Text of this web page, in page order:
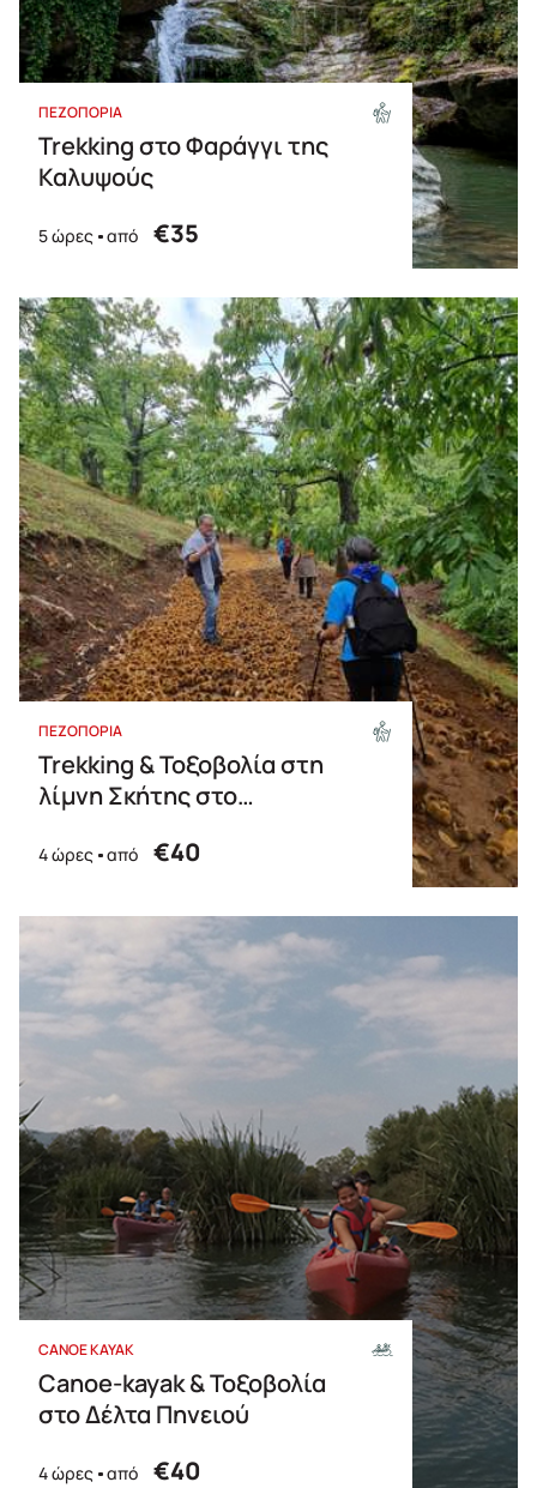
ΠΕΖΟΠΟΡΙΑ
Trekking στο Φαράγγι της
Καλυψούς
5 ώρες από €35
ΠΕΖΟΠΟΡΙΑ
Trekking & Τοξοβολία στη
λίμνη Σκήτης στο
4 ώρες από €40
CANOE KAYAK
Canoe-kayak & Τοξοβολία
στο Δέλτα Πηνειού
4 ώρες από €40